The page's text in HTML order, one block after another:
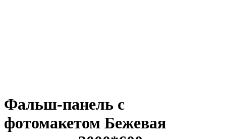
Фальш-панель с
фотомакетом Бежевая